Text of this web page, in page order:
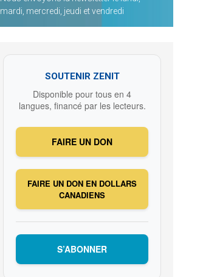
mardi, mercredi, jeudi et vendredi
SOUTENIR ZENIT
Disponible pour tous en 4
langues, financé par les lecteurs.
FAIRE UN DON
FAIRE UN DON EN DOLLARS
CANADIENS
S’ABONNER